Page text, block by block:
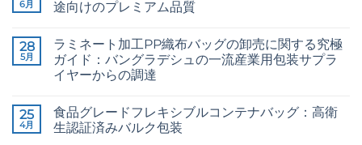
to
36/4
Configurations
へ
の
り
ん
Bangladesh
へ
は
ま
り
ま
せ
ん
6月 途向けのプレミアム品質
Grade
Jute
Yarn:
Premium
Weaving,
Packaging
and
ン
ト
は
ま
り
ま
せ
28
5月
ラミネート加工PP織布バッグの卸売に関する究極
ガイド：バングラデシュの一流産業用包装サプラ
イヤーからの調達
Guide
to
Laminated
ン
ト
は
25
4月
食品グレードフレキシブルコンテナバッグ：高衛
生認証済みバルク包装